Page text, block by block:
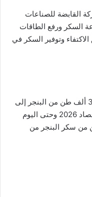
القابضة للصناعات
السكر ورفع الطاقات
الاكتفاء وتوفير السكر في
وفي سياق متصل، أوضح أنه تم توريد 337 ألف طن من البنجر إلى
مصنع سكر أبو قرقاص منذ بداية موسم حصاد 2026 وحتى اليوم
أنه تم إنتاج 44 ألف طن من سكر البنجر من